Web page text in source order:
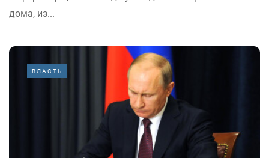
дома, из...
ВЛАСТЬ